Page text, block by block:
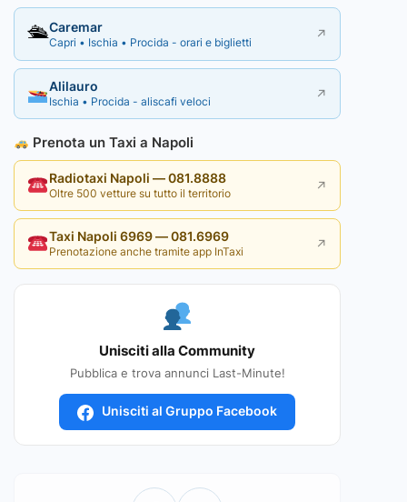
🛳Caremar
Capri • Ischia • Procida - orari e biglietti ↗
Alilauro
Ischia • Procida - aliscafi veloci ↗
Prenota un Taxi a Napoli
Radiotaxi Napoli — 081.8888
Oltre 500 vetture su tutto il territorio ↗
Taxi Napoli 6969 — 081.6969
Prenotazione anche tramite app InTaxi ↗
Unisciti alla Community
Pubblica e trova annunci Last-Minute!
Unisciti al Gruppo Facebook